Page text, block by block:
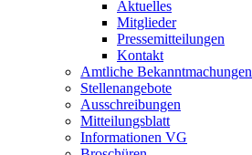
Aktuelles
Mitglieder
Pressemitteilungen
Kontakt
Amtliche Bekanntmachungen
Stellenangebote
Ausschreibungen
Mitteilungsblatt
Informationen VG